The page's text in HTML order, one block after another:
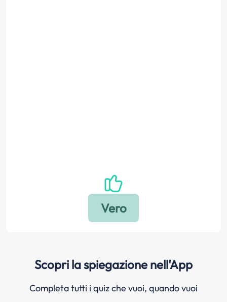
Scopri la spiegazione nell'App
Completa tutti i quiz che vuoi, quando vuoi